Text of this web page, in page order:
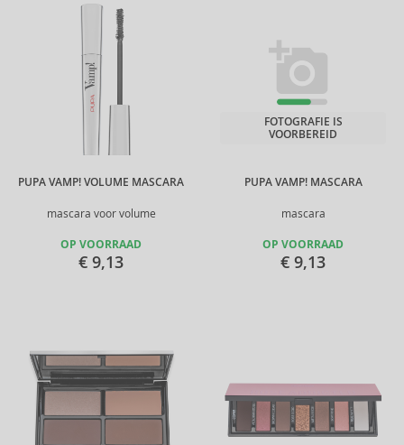
PUPA VAMP! VOLUME MASCARA
mascara voor volume
OP VOORRAAD
€ 9,13
PUPA VAMP! MASCARA
mascara
FOTOGRAFIE IS
VOORBEREID
OP VOORRAAD
€ 9,13